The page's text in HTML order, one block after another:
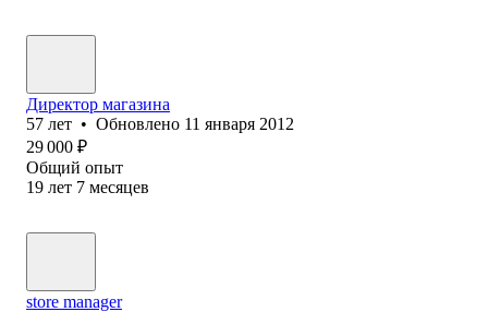
Директор магазина
57 лет • Обновлено 11 января 2012
29 000 ₽
Общий опыт
19 лет 7 месяцев
store manager